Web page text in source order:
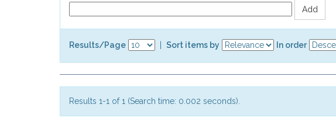
Results/Page Sort items by In order
Results 1-1 of 1 (Search time: 0.002 seconds).